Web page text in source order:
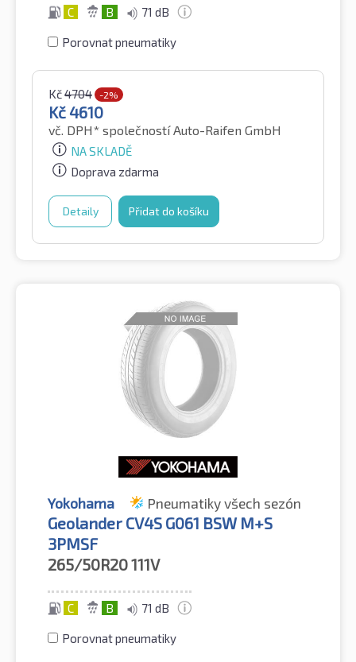
C B 71 dB
Porovnat pneumatiky
Kč4704 -2%
Kč4610
vč. DPH* společností Auto-Raifen GmbH
NA SKLADĚ
Doprava zdarma
Detaily Přidat do košíku
Yokohama Pneumatiky všech sezón
Geolander CV4S G061 BSW M+S
3PMSF
265/50R20111V
C B 71 dB
Porovnat pneumatiky